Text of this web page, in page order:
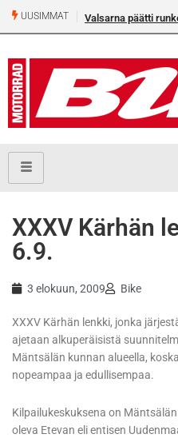
UUSIMMAT Valsarna päätti
XXXV Kärhän
6.9.
3 elokuun, 2009 Bike
XXXV Kärhän lenkki, jonka
ajetaan alkuperäisistä
Mäntsälän kunnan alueella,
nopeampaa ja edullisempaa.
Kilpailukeskuksena on
oleva Etevan eli entisen